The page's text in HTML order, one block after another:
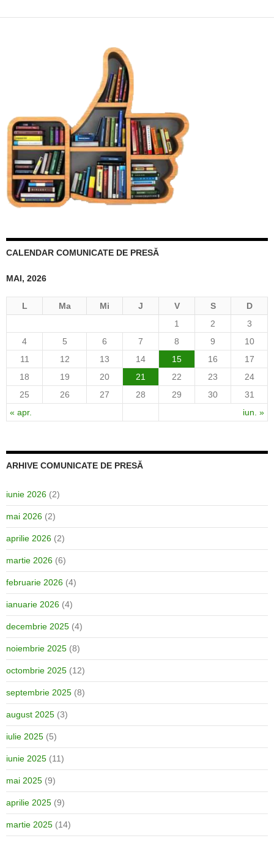
CALENDAR COMUNICATE DE PRESĂ
MAI, 2026
L Ma Mi J V S D
« apr. iun. »
1 2
3
4
5 6 7 8 9
10
11
12 13 14 15 16
17
18
19 20 21 22 23
24
25
26 27 28 29 30 31
ARHIVE COMUNICATE DE PRESĂ
iunie 2026 (2)
mai 2026 (2)
aprilie 2026 (2)
martie 2026 (6)
februarie 2026 (4)
ianuarie 2026 (4)
decembrie 2025 (4)
noiembrie 2025 (8)
octombrie 2025 (12)
septembrie 2025 (8)
august 2025 (3)
iulie 2025 (5)
iunie 2025 (11)
mai 2025 (9)
aprilie 2025 (9)
martie 2025 (14)